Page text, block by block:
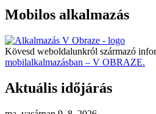
Mobilos alkalmazás
Kövesd weboldalunkról származó
mobilalkalmazásban – V OBRAZE.
Aktuális időjárás